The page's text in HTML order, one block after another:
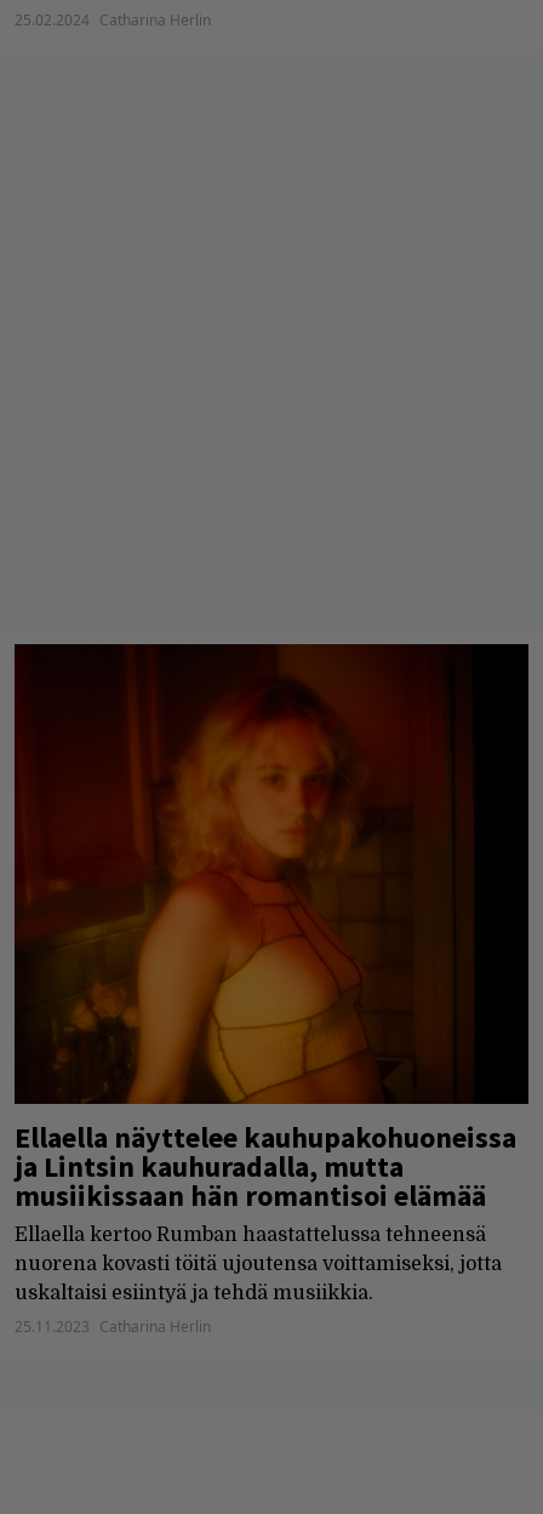
25.02.2024 Catharina Herlin
Ellaella näyttelee kauhupakohuoneissa
ja Lintsin kauhuradalla, mutta
musiikissaan hän romantisoi elämää
Ellaella kertoo Rumban haastattelussa tehneensä
nuorena kovasti töitä ujoutensa voittamiseksi, jotta
uskaltaisi esiintyä ja tehdä musiikkia.
25.11.2023 Catharina Herlin